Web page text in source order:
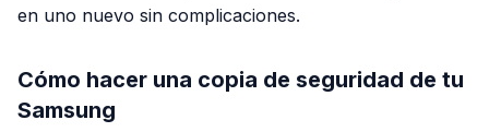
en uno nuevo sin complicaciones.
Cómo hacer una copia de seguridad de tu
Samsung